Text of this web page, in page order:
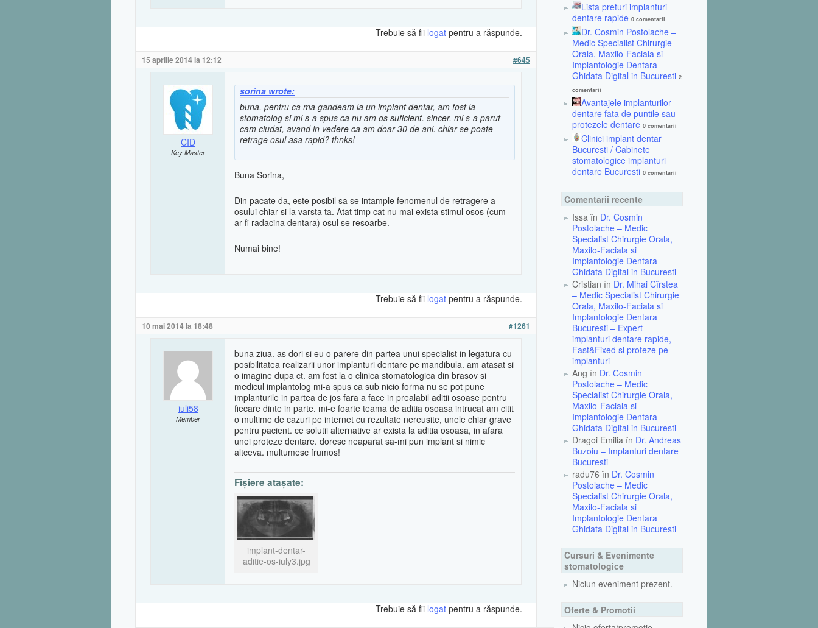
Trebuie să fii logat pentru a răspunde.
15 aprilie 2014 la 12:12 #645
CID
Key Master
sorina wrote:
buna. pentru ca ma gandeam la un implant dentar, am fost la
stomatolog si mi s-a spus ca nu am os suficient. sincer, mi s-a parut
cam ciudat, avand in vedere ca am doar 30 de ani. chiar se poate
retrage osul asa rapid? thnks!
Buna Sorina,
Din pacate da, este posibil sa se intample fenomenul de retragere a
osului chiar si la varsta ta. Atat timp cat nu mai exista stimul osos (cum
ar fi radacina dentara) osul se resoarbe.
Numai bine!
Trebuie să fii logat pentru a răspunde.
10 mai 2014 la 18:48 #1261
iuli58
Member
buna ziua. as dori si eu o parere din partea unui specialist in legatura cu
posibilitatea realizarii unor implanturi dentare pe mandibula. am atasat si
o imagine dupa ct. am fost la o clinica stomatologica din brasov si
medicul implantolog mi-a spus ca sub nicio forma nu se pot pune
implanturile in partea de jos fara a face in prealabil aditii osoase pentru
fiecare dinte in parte. mi-e foarte teama de aditia osoasa intrucat am citit
o multime de cazuri pe internet cu rezultate nereusite, unele chiar grave
pentru pacient. ce solutii alternative ar exista la aditia osoasa, in afara
unei proteze dentare. doresc neaparat sa-mi pun implant si nimic
altceva. multumesc frumos!
Fişiere ataşate:
implant-dentar-
aditie-os-iuly3.jpg
Trebuie să fii logat pentru a răspunde.
Lista preturi implanturi
dentare rapide 0 comentarii
Dr. Cosmin Postolache –
Medic Specialist Chirurgie
Orala, Maxilo-Faciala si
Implantologie Dentara
Ghidata Digital in Bucuresti 2
comentarii
Avantajele implanturilor
dentare fata de puntile sau
protezele dentare 0 comentarii
Clinici implant dentar
Bucuresti / Cabinete
stomatologice implanturi
dentare Bucuresti 0 comentarii
Comentarii recente
Issa în Dr. Cosmin
Postolache – Medic
Specialist Chirurgie Orala,
Maxilo-Faciala si
Implantologie Dentara
Ghidata Digital in Bucuresti
Cristian în Dr. Mihai Cîrstea
– Medic Specialist Chirurgie
Orala, Maxilo-Faciala si
Implantologie Dentara
Bucuresti – Expert
implanturi dentare rapide,
Fast&Fixed si proteze pe
implanturi
Ang în Dr. Cosmin
Postolache – Medic
Specialist Chirurgie Orala,
Maxilo-Faciala si
Implantologie Dentara
Ghidata Digital in Bucuresti
Dragoi Emilia în Dr. Andreas
Buzoiu – Implanturi dentare
Bucuresti
radu76 în Dr. Cosmin
Postolache – Medic
Specialist Chirurgie Orala,
Maxilo-Faciala si
Implantologie Dentara
Ghidata Digital in Bucuresti
Cursuri & Evenimente
stomatologice
Niciun eveniment prezent.
Oferte & Promotii